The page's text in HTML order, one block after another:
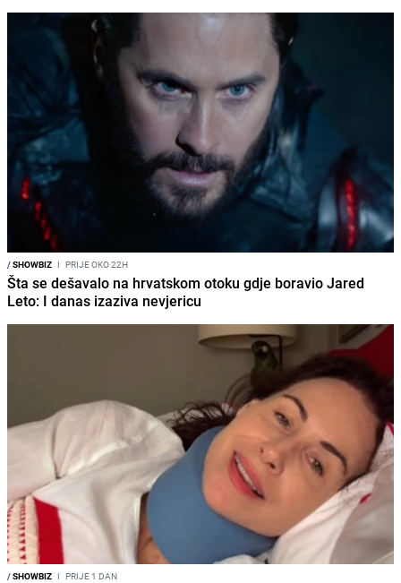
/SHOWBIZ I PRIJE OKO 22H
Šta se dešavalo na hrvatskom otoku gdje boravio Jared
Leto: I danas izaziva nevjericu
/SHOWBIZ I PRIJE 1 DAN